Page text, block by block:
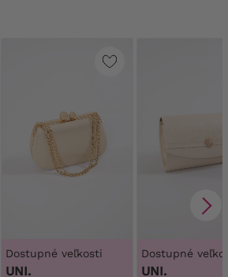
Dostupné veľkosti
UNI.
Dostupné
UNI.